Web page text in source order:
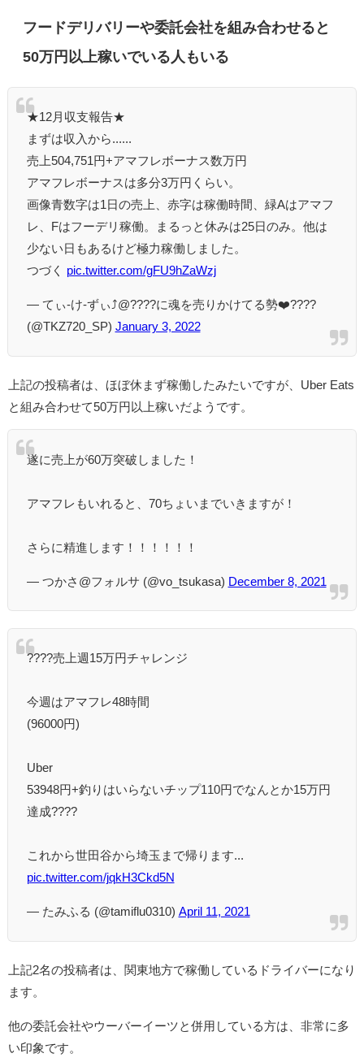
フードデリバリーや委託会社を組み合わせると
50万円以上稼いでいる人もいる
★12月収支報告★
まずは収入から......
売上504,751円+アマフレボーナス数万円
アマフレボーナスは多分3万円くらい。
画像青数字は1日の売上、赤字は稼働時間、緑Aはアマフ
レ、Fはフーデリ稼働。まるっと休みは25日のみ。他は
少ない日もあるけど極力稼働しました。
つづく pic.twitter.com/gFU9hZaWzj
— てぃ-け-ずぃ⤴︎@????️に魂を売りかけてる勢❤️‍????
(@TKZ720_SP) January 3, 2022
上記の投稿者は、ほぼ休まず稼働したみたいですが、Uber Eats
と組み合わせて50万円以上稼いだようです。
遂に売上が60万突破しました！
アマフレもいれると、70ちょいまでいきますが！
さらに精進します！！！！！！
— つかさ@フォルサ (@vo_tsukasa) December 8, 2021
????売上週15万円チャレンジ
今週はアマフレ48時間
(96000円)
Uber
53948円+釣りはいらないチップ110円でなんとか15万円
達成????
これから世田谷から埼玉まで帰ります...
pic.twitter.com/jqkH3Ckd5N
— たみふる (@tamiflu0310) April 11, 2021
上記2名の投稿者は、関東地方で稼働しているドライバーになり
ます。
他の委託会社やウーバーイーツと併用している方は、非常に多
い印象です。